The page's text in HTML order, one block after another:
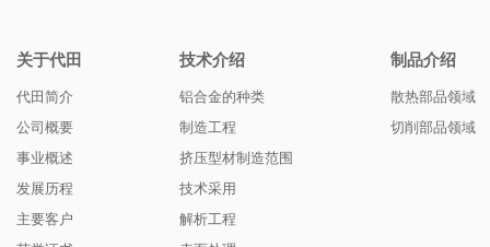
关于代田
代田简介
公司概要
事业概述
发展历程
主要客户
技术介绍
铝合金的种类
制造工程
挤压型材制造范围
技术采用
解析工程
制品介绍
散热部品领域
切削部品领域